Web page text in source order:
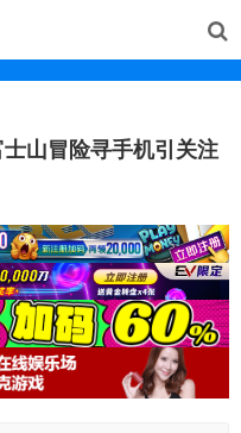
山冒险寻手机引关注